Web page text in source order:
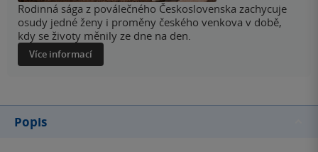
Rodinná sága z poválečného Československa zachycuje
osudy jedné ženy i proměny českého venkova v době,
kdy se životy měnily ze dne na den.
Více informací
Popis